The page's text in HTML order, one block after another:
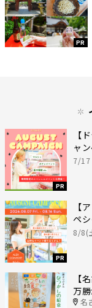
PR
PR
【
ャ
7/17
PR
【
ペ
8/8(
【
万
名